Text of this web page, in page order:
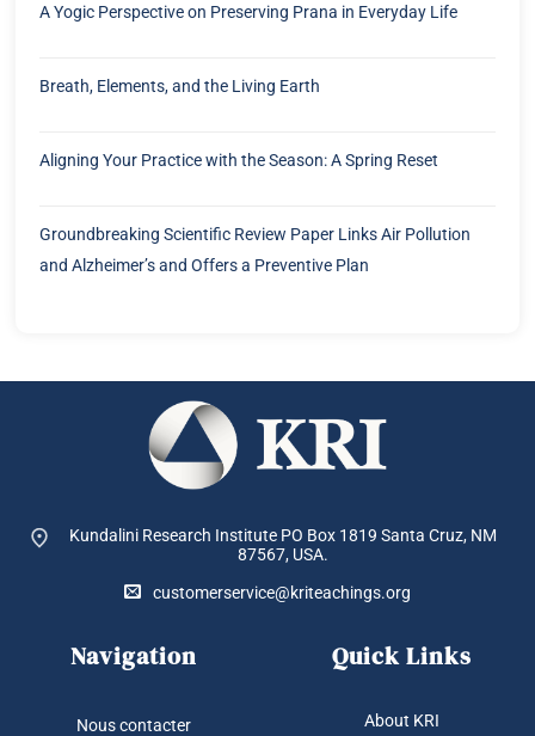
A Yogic Perspective on Preserving Prana in Everyday Life
Breath, Elements, and the Living Earth
Aligning Your Practice with the Season: A Spring Reset
Groundbreaking Scientific Review Paper Links Air Pollution
and Alzheimer’s and Offers a Preventive Plan
Kundalini Research Institute PO Box 1819 Santa Cruz, NM
87567, USA.
customerservice@kriteachings.org
Navigation
Nous contacter
Quick Links
About KRI